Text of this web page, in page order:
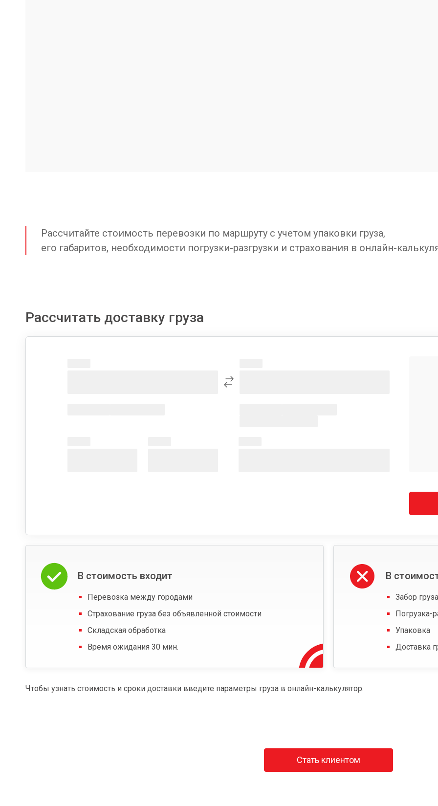
Рассчитайте стоимость перевозки по маршруту с учетом упаковки груза,
его габаритов, необходимости погрузки-разгрузки и страхования в онлайн-
Рассчитать доставку груза
В стоимость входит
Перевозка между городами
Страхование груза без объявленной стоимости
Складская обработка
Время ожидания 30 мин.
В
Забор
Погрузка-
Упаковка
Доставка
Чтобы узнать стоимость и сроки доставки введите параметры груза в онлайн-калькулятор.
Стать клиентом